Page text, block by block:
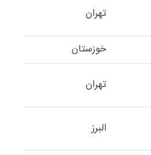
تهران
خوزستان
تهران
البرز